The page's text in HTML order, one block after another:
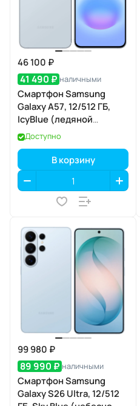
46 100 ₽
41 490 ₽ наличными
Смартфон Samsung
Galaxy A57, 12/512 ГБ,
IcyBlue (ледяной
голубой)
Доступно
В корзину
99 980 ₽
89 990 ₽ наличными
Смартфон Samsung
Galaxy S26 Ultra, 12/512